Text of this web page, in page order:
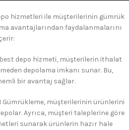
hizmetleri ile müşterilerinin gümrük
avantajlarından faydalanmalarını
depo hizmeti, müşterilerin ithalat
depolama imkanı sunar. Bu,
bir avantaj sağlar.
Gümrükleme, müşterilerinin ürünlerini
Ayrıca, müşteri taleplerine göre
sunarak ürünlerin hazır hale